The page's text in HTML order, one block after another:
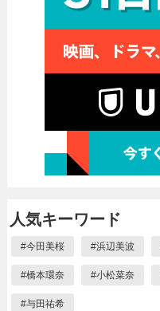
人気キーワード
#今田美桜 #浜辺美波
#橋本環奈 #小松菜奈
#与田祐希